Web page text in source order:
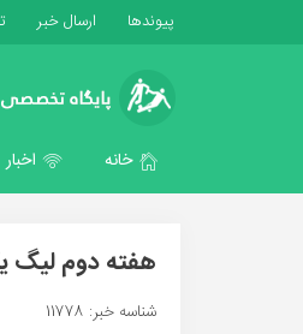
پیوندها ارسال خبر
خانه اخبار
هفته دوم لیگ
شناسه خبر: 11778